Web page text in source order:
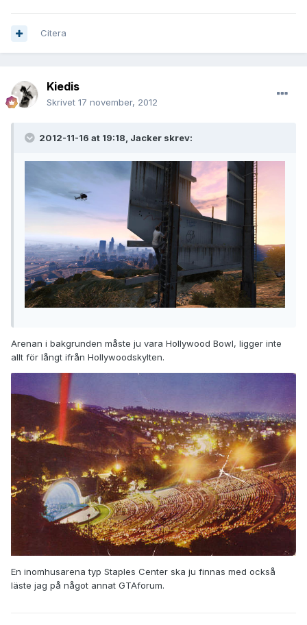
Citera
Kiedis
Skrivet 17 november, 2012
2012-11-16 at 19:18, Jacker skrev:
Arenan i bakgrunden måste ju vara Hollywood Bowl, ligger inte
allt för långt ifrån Hollywoodskylten.
En inomhusarena typ Staples Center ska ju finnas med också
läste jag på något annat GTAforum.